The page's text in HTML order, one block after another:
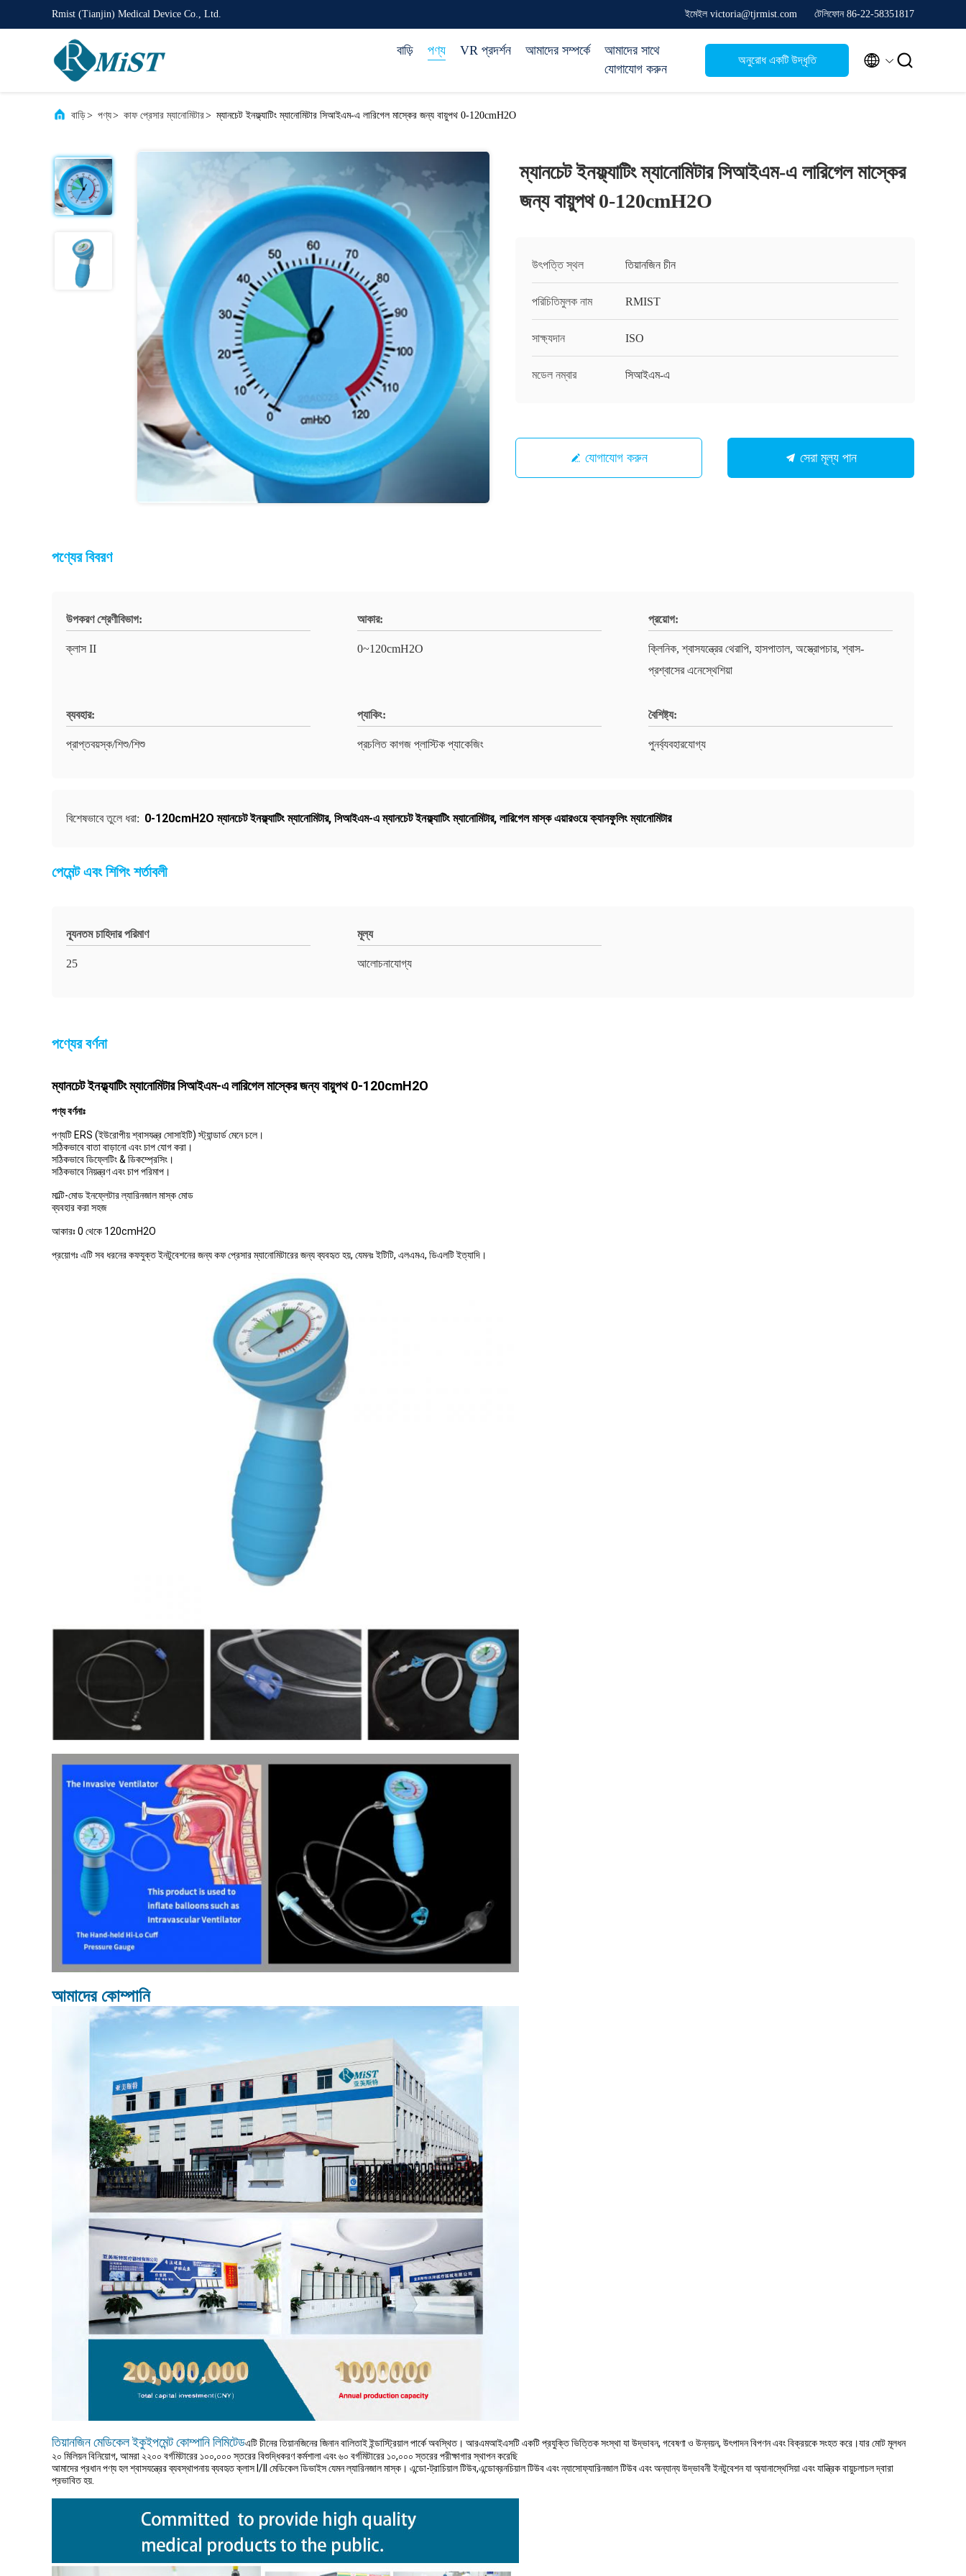
Rmist (Tianjin) Medical Device Co., Ltd. ইমেইল victoria@tjrmist.com টেলিফোন 86-22-58351817
বাড়ি পণ্য VR প্রদর্শন আমাদের সম্পর্কে
আমাদের সাথে
যোগাযোগ করুন
অনুরোধ একটি উদ্ধৃতি  
বাড়ি> পণ্য> কাফ প্রেসার ম্যানোমিটার> ম্যানচেট ইনফ্ল্যাটিং ম্যানোমিটার সিআইএম-এ লারিগেল মাস্কের জন্য বায়ুপথ 0-120cmH2O
ম্যানচেট ইনফ্ল্যাটিং ম্যানোমিটার সিআইএম-এ লারিগেল মাস্কের
জন্য বায়ুপথ 0-120cmH2O
উৎপত্তি স্থল তিয়ানজিন চীন
পরিচিতিমুলক নাম RMIST
সাক্ষ্যদান ISO
মডেল নম্বার সিআইএম-এ
যোগাযোগ করুন সেরা মূল্য পান
পণ্যের বিবরণ
উপকরণ শ্রেণীবিভাগ:
ক্লাস II
আকার:
0~120cmH2O
প্রয়োগ:
ক্লিনিক, শ্বাসযন্ত্রের থেরাপি, হাসপাতাল, অস্ত্রোপচার, শ্বাস-
প্রশ্বাসের এনেস্থেশিয়া
ব্যবহার:
প্রাপ্তবয়স্ক/শিশু/শিশু
প্যাকিং:
প্রচলিত কাগজ প্লাস্টিক প্যাকেজিং
বৈশিষ্ট্য:
পুনর্ব্যবহারযোগ্য
বিশেষভাবে তুলে ধরা: 0-120cmH2O ম্যানচেট ইনফ্ল্যাটিং ম্যানোমিটার, সিআইএম-এ ম্যানচেট ইনফ্ল্যাটিং ম্যানোমিটার, লারিগেল মাস্ক এয়ারওয়ে ক্যানফুলিং ম্যানোমিটার
পেমেন্ট এবং শিপিং শর্তাবলী
ন্যূনতম চাহিদার পরিমাণ
25
মূল্য
আলোচনাযোগ্য
পণ্যের বর্ণনা
ম্যানচেট ইনফ্ল্যাটিং ম্যানোমিটার সিআইএম-এ লারিগেল মাস্কের জন্য বায়ুপথ 0-120cmH2O
পণ্যবর্ণনাঃ
পণ্যটি ERS (ইউরোপীয় শ্বাসযন্ত্র সোসাইটি) স্ট্যান্ডার্ড মেনে চলে।
সঠিকভাবে বাতা বাড়ানো এবং চাপ যোগ করা।
সঠিকভাবে ডিফ্লেটিং & ডিকম্প্রেসিং।
সঠিকভাবে নিয়ন্ত্রণ এবং চাপ পরিমাপ।
মাল্টি-মোড ইনফ্লেটার ল্যারিনজাল মাস্ক মোড
ব্যবহার করা সহজ
আকারঃ 0 থেকে 120cmH2O
প্রয়োগঃ এটি সব ধরনের কফযুক্ত ইনটুবেশনের জন্য কফ প্রেসার ম্যানোমিটারের জন্য ব্যবহৃত হয়, যেমনঃ ইটিটি, এলএমএ, ডিএলটি ইত্যাদি।
আমাদের কোম্পানি
তিয়ানজিন মেডিকেল ইকুইপমেন্ট কোম্পানি লিমিটেডএটি চীনের তিয়ানজিনের জিনান বালিতাই ইন্ডাস্ট্রিয়াল পার্কে অবস্থিত। আরএমআইএসটি একটি প্রযুক্তি ভিত্তিক সংস্থা যা উদ্ভাবন, গবেষণা ও উন্নয়ন, উৎপাদন বিপণন এবং বিক্রয়কে সংহত করে।যার মোট মূলধন
২০ মিলিয়ন বিনিয়োগ, আমরা ২২০০ বর্গমিটারের ১০০,০০০ স্তরের বিশুদ্ধিকরণ কর্মশালা এবং ৬০ বর্গমিটারের ১০,০০০ স্তরের পরীক্ষাগার স্থাপন করেছি
আমাদের প্রধান পণ্য হল শ্বাসযন্ত্রের ব্যবস্থাপনায় ব্যবহৃত ক্লাস I/II মেডিকেল ডিভাইস যেমন ল্যারিনজাল মাস্ক। এন্ডো-ট্রাচিয়াল টিউব,এন্ডোব্রনচিয়াল টিউব এবং ন্যাসোফ্যারিনজাল টিউব এবং অন্যান্য উদ্ভাবনী ইনটুবেশন যা অ্যানাস্থেসিয়া এবং যান্ত্রিক বায়ুচলাচল দ্বারা
প্রভাবিত হয়.